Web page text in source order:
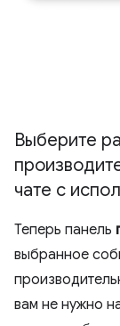
Выберите
чате с
Теперь панель
выбранное
вам не нужно